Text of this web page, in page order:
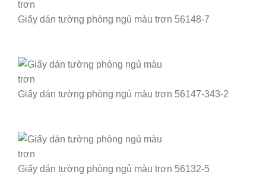
Giấy dán tường phòng ngủ màu trơn 56148-7
Giấy dán tường phòng ngủ màu trơn 56147-343-2
Giấy dán tường phòng ngủ màu trơn 56132-5